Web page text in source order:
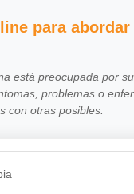
para
está preocupada por
problemas o
con otras posibles.